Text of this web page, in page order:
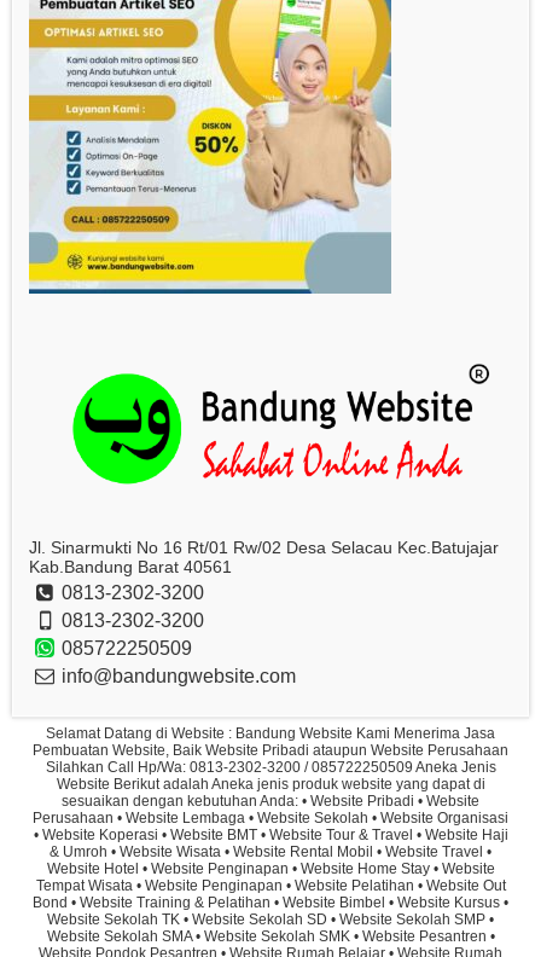
Jl. Sinarmukti No 16 Rt/01 Rw/02 Desa Selacau Kec.Batujajar
Kab.Bandung Barat 40561
0813-2302-3200
0813-2302-3200
085722250509
info@bandungwebsite.com
Selamat Datang di Website : Bandung Website Kami Menerima Jasa
Pembuatan Website, Baik Website Pribadi ataupun Website Perusahaan
Silahkan Call Hp/Wa: 0813-2302-3200 / 085722250509 Aneka Jenis
Website Berikut adalah Aneka jenis produk website yang dapat di
sesuaikan dengan kebutuhan Anda: • Website Pribadi • Website
Perusahaan • Website Lembaga • Website Sekolah • Website Organisasi
• Website Koperasi • Website BMT • Website Tour & Travel • Website Haji
& Umroh • Website Wisata • Website Rental Mobil • Website Travel •
Website Hotel • Website Penginapan • Website Home Stay • Website
Tempat Wisata • Website Penginapan • Website Pelatihan • Website Out
Bond • Website Training & Pelatihan • Website Bimbel • Website Kursus •
Website Sekolah TK • Website Sekolah SD • Website Sekolah SMP •
Website Sekolah SMA • Website Sekolah SMK • Website Pesantren •
Website Pondok Pesantren • Website Rumah Belajar • Website Rumah